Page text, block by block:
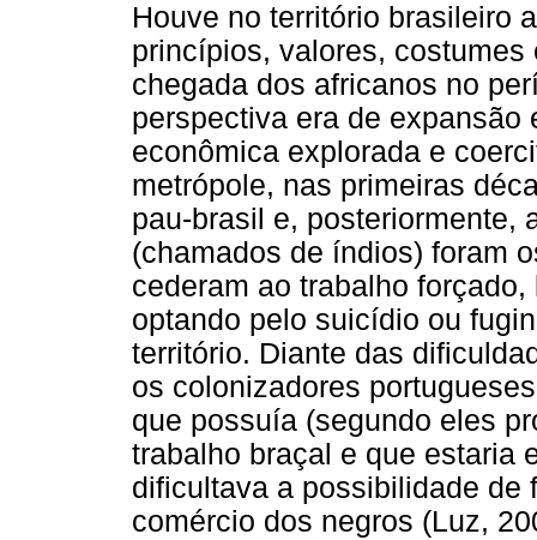
Houve no território brasileiro
princípios, valores,
chegada dos africanos no
perspectiva era de expansão
econômica explorada e
metrópole, nas primeiras
pau-brasil e, posteriormente,
(chamados de índios) foram
cederam ao trabalho
optando pelo suicídio ou
território. Diante das
os colonizadores
que possuía (segundo eles
trabalho braçal e que estaria
dificultava a possibilidade de
comércio dos negros (Luz,